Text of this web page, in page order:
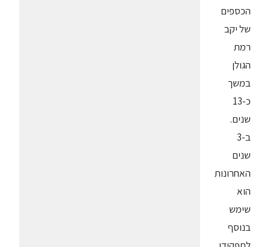
הכספים
של יקב
רמת
הגולן
במשך
כ-13
שנים.
ב-3
שנים
האחרונות
הוא
שימש
בנוסף